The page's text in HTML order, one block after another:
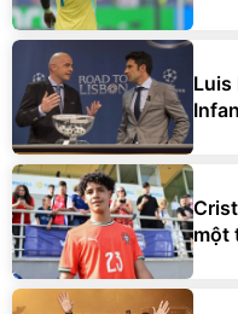
Luis
một